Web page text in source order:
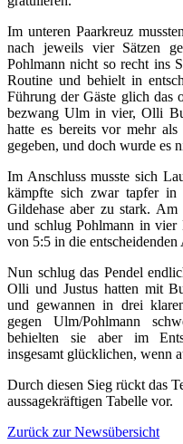
Im unteren Paarkreuz
nach jeweils vier Sätzen
Pohlmann nicht so recht ins
Routine und behielt in
Führung der Gäste glich das
bezwang Ulm in vier, Olli
hatte es bereits vor mehr
gegeben, und doch wurde es
Im Anschluss musste sich
kämpfte sich zwar tapfer
Gildehase aber zu stark. Am
und schlug Pohlmann in vier
von 5:5 in die
Nun schlug das Pendel
Olli und Justus hatten mit
und gewannen in drei
gegen Ulm/Pohlmann
behielten sie aber im
insgesamt glücklichen, wenn
Durch diesen Sieg rückt das
aussagekräftigen Tabelle vor.
Zurück zur Newsübersicht